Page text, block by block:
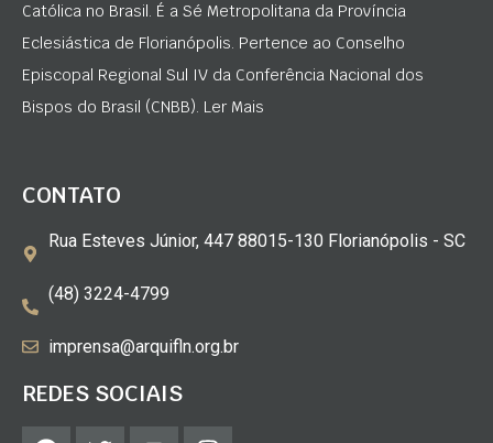
Católica no Brasil. É a Sé Metropolitana da Província
Eclesiástica de Florianópolis. Pertence ao Conselho
Episcopal Regional Sul IV da Conferência Nacional dos
Bispos do Brasil (CNBB). Ler Mais
CONTATO
Rua Esteves Júnior, 447 88015-130 Florianópolis - SC
(48) 3224-4799
imprensa@arquifln.org.br
REDES SOCIAIS